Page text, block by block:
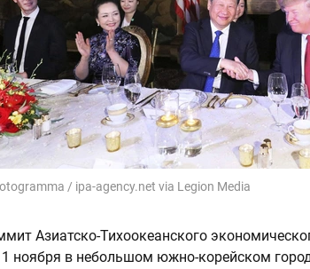
/ ipa-agency.net via Legion Media
Азиатско-Тихоокеанского
1 ноября в небольшом южно-корейском